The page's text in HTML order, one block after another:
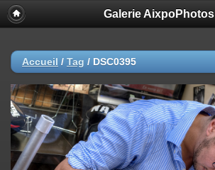
Galerie AixpoPhotos
Accueil / Tag / DSC0395